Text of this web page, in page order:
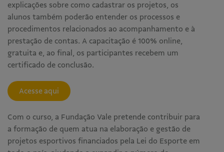
explicações sobre como cadastrar os projetos, os
alunos também poderão entender os processos e
procedimentos relacionados ao acompanhamento e à
prestação de contas. A capacitação é 100% online,
gratuita e, ao final, os participantes recebem um
certificado de conclusão.
Acesse aqui
Com o curso, a Fundação Vale pretende contribuir para
a formação de quem atua na elaboração e gestão de
projetos esportivos financiados pela Lei do Esporte em